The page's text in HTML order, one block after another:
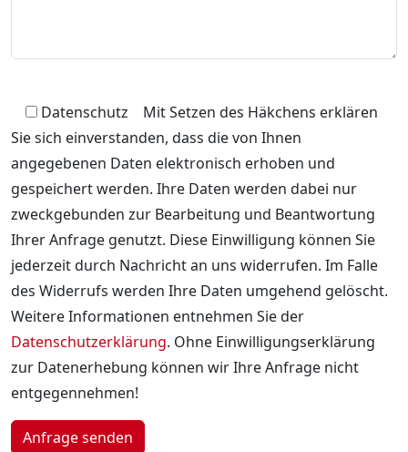
Datenschutz Mit Setzen des Häkchens erklären
Sie sich einverstanden, dass die von Ihnen
angegebenen Daten elektronisch erhoben und
gespeichert werden. Ihre Daten werden dabei nur
zweckgebunden zur Bearbeitung und Beantwortung
Ihrer Anfrage genutzt. Diese Einwilligung können Sie
jederzeit durch Nachricht an uns widerrufen. Im Falle
des Widerrufs werden Ihre Daten umgehend gelöscht.
Weitere Informationen entnehmen Sie der
Datenschutzerklärung. Ohne Einwilligungserklärung
zur Datenerhebung können wir Ihre Anfrage nicht
entgegennehmen!